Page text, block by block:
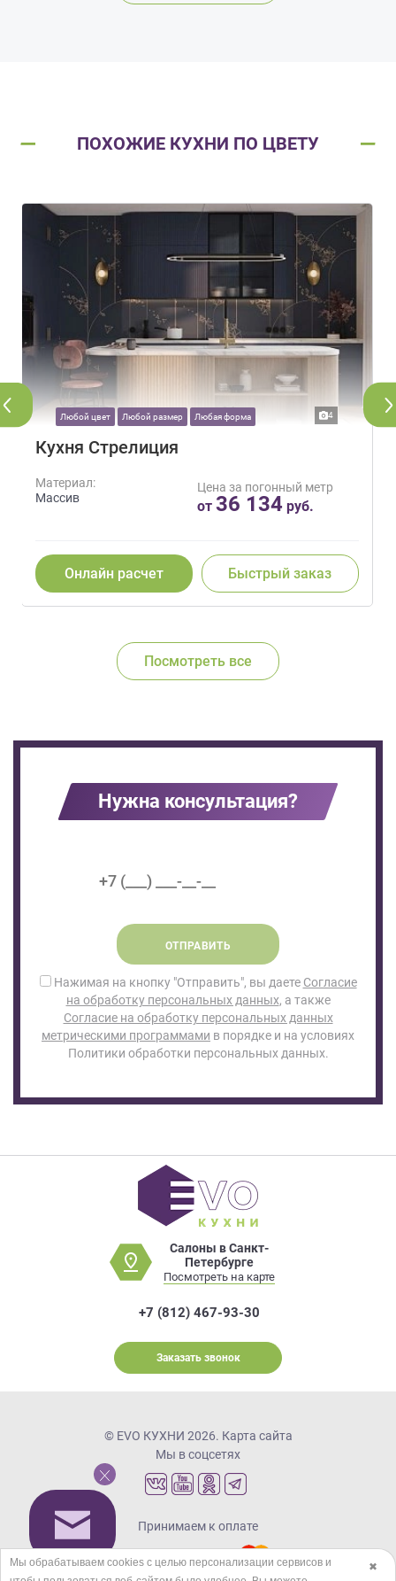
ПОХОЖИЕ КУХНИ ПО ЦВЕТУ
Любой цвет Любой размер Любая форма 4
Кухня Стрелиция
Материал:
Массив
Цена за погонный метр
от 36 134 руб.
Онлайн расчет Быстрый заказ
Посмотреть все
Нужна консультация?
ОТПРАВИТЬ
Нажимая на кнопку "Отправить", вы даете Согласие
на обработку персональных данных, а также
Согласие на обработку персональных данных
метрическими программами в порядке и на условиях
Политики обработки персональных данных.
Салоны в Санкт-
Петербурге
Посмотреть на карте
+7 (812) 467-93-30
Заказать звонок
© EVO КУХНИ 2026. Карта сайта
Мы в соцсетях
Принимаем к оплате
✖
Мы обрабатываем cookies с целью персонализации сервисов и